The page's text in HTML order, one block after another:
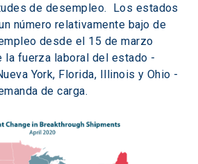
de desempleo.  Los estados
número relativamente bajo de
desde el 15 de marzo
la fuerza laboral del estado -
York, Florida, Illinois y Ohio -
de carga.